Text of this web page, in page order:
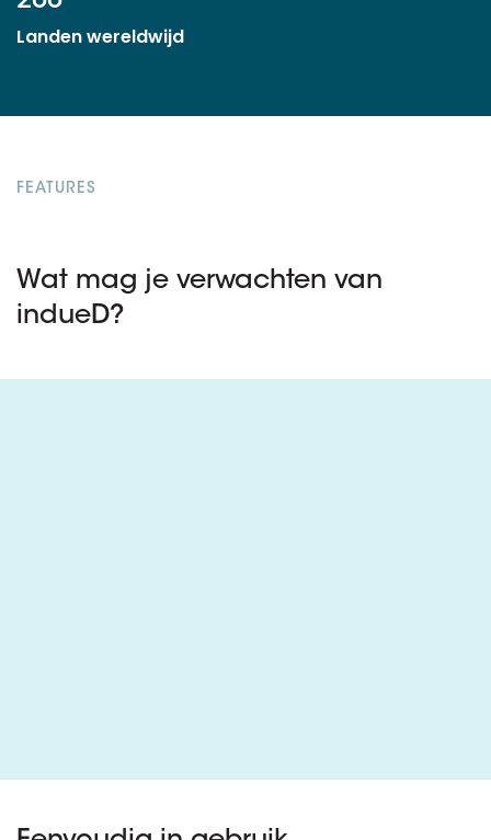
Landen wereldwijd
FEATURES
Wat mag je verwachten van
indueD?